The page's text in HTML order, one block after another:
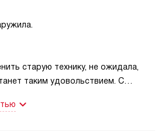
старую технику, не ожидала,
таким удовольствием. С
получается ровной — мне